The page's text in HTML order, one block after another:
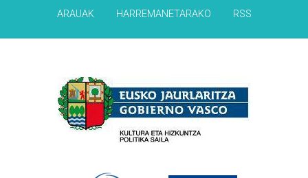
ARAUAK HARREMANETARAKO RSS